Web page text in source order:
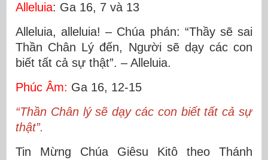
Alleluia: Ga 16, 7 và 13
Alleluia, alleluia! – Chúa phán: “Thầy sẽ sai
Thần Chân Lý đến, Người sẽ dạy các con
biết tất cả sự thật”. – Alleluia.
Phúc Âm: Ga 16, 12-15
“Thần Chân lý sẽ dạy các con biết tất cả sự
thật”.
Tin Mừng Chúa Giêsu Kitô theo Thánh